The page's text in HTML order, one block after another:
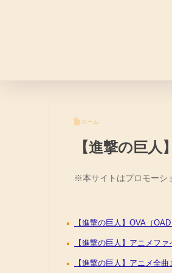
ホーム
【進撃の巨
【進撃の巨人】OVA（
【進撃の巨人】アニメフ
【進撃の巨人】アニメ全